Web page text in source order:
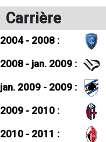
Carrière
2004 - 2008 :
2008 - jan. 2009 :
jan. 2009 - 2009 :
2009 - 2010 :
2010 - 2011 :